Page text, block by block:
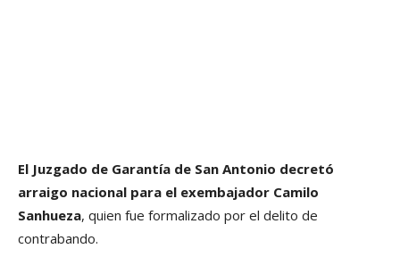
El Juzgado de Garantía de San Antonio decretó
arraigo nacional para el exembajador Camilo
Sanhueza, quien fue formalizado por el delito de
contrabando.